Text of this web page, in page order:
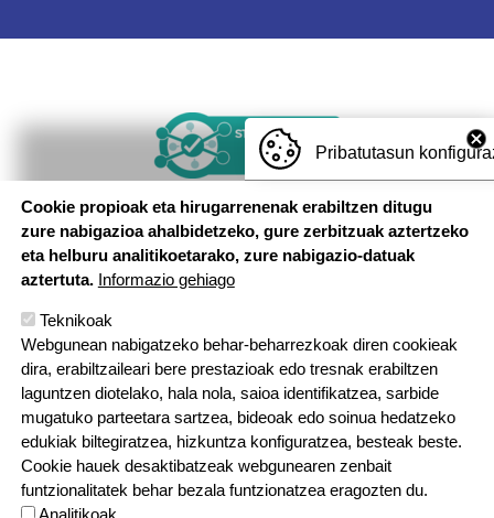
Irudia
Pribatutasun
Cookie propioak eta hirugarrenenak erabiltzen ditugu
zure nabigazioa ahalbidetzeko, gure zerbitzuak aztertzeko
eta helburu analitikoetarako, zure nabigazio-datuak
aztertuta. Informazio gehiago
Teknikoak
Webgunean nabigatzeko behar-beharrezkoak diren cookieak
dira, erabiltzaileari bere prestazioak edo tresnak erabiltzen
laguntzen diotelako, hala nola, saioa identifikatzea, sarbide
mugatuko parteetara sartzea, bideoak edo soinua hedatzeko
edukiak biltegiratzea, hizkuntza konfiguratzea, besteak beste.
Cookie hauek desaktibatzeak webgunearen zenbait
funtzionalitatek behar bezala funtzionatzea eragozten du.